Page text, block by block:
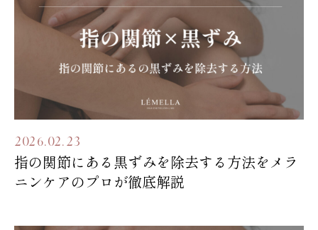
2026.02.23
指の関節にある黒ずみを除去する方法をメラ
ニンケアのプロが徹底解説